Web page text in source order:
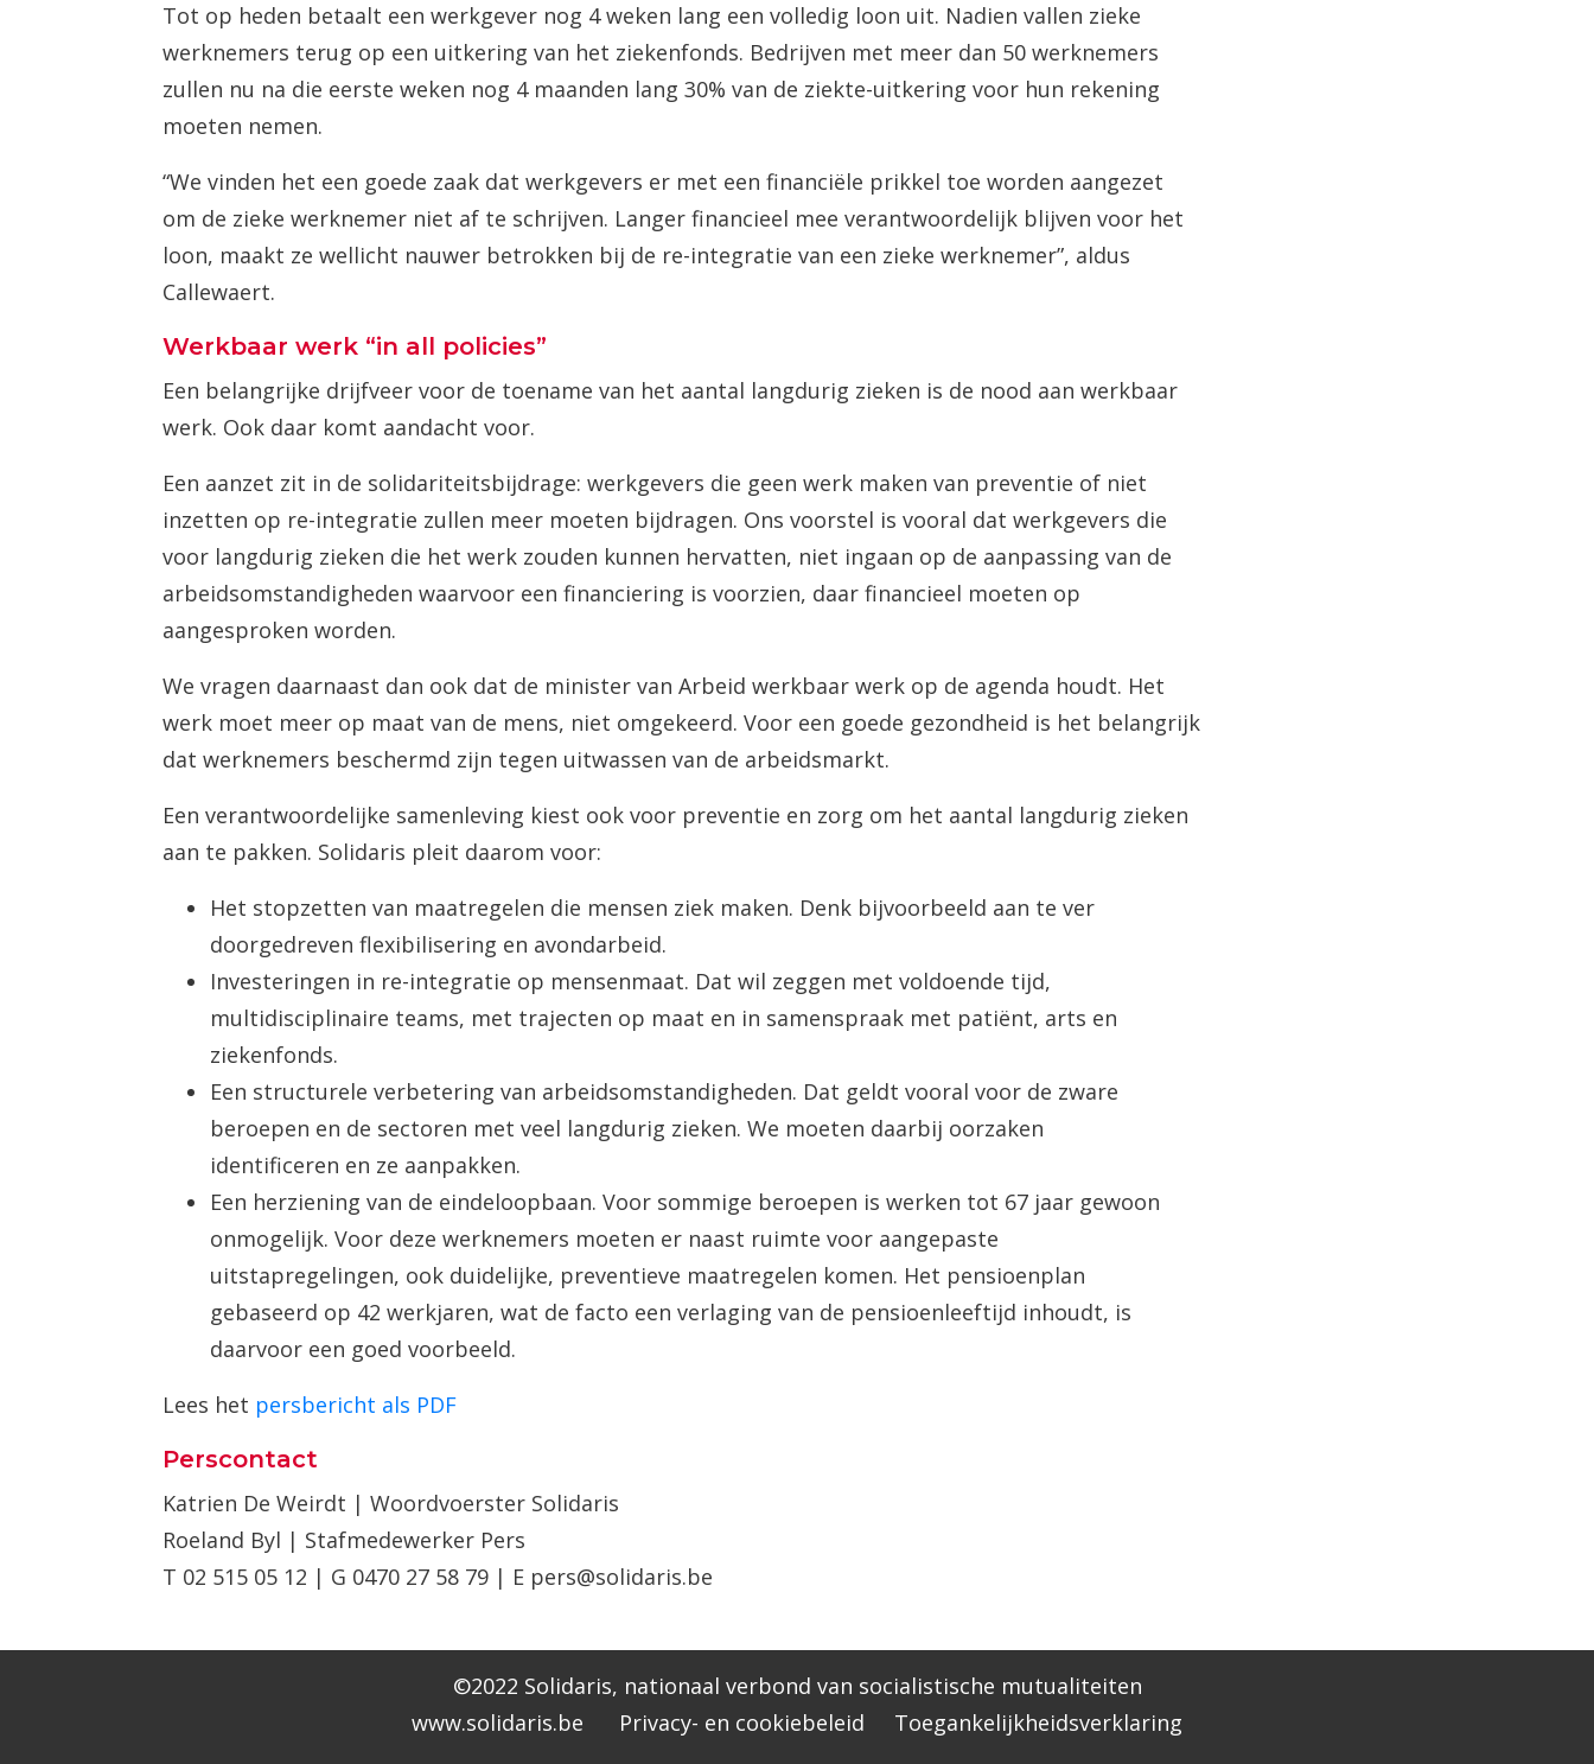
Tot op heden betaalt een werkgever nog 4 weken lang een volledig loon uit. Nadien vallen zieke
werknemers terug op een uitkering van het ziekenfonds. Bedrijven met meer dan 50 werknemers
zullen nu na die eerste weken nog 4 maanden lang 30% van de ziekte-uitkering voor hun rekening
moeten nemen.
“We vinden het een goede zaak dat werkgevers er met een financiële prikkel toe worden aangezet
om de zieke werknemer niet af te schrijven. Langer financieel mee verantwoordelijk blijven voor het
loon, maakt ze wellicht nauwer betrokken bij de re-integratie van een zieke werknemer”, aldus
Callewaert.
Werkbaar werk “in all policies”
Een belangrijke drijfveer voor de toename van het aantal langdurig zieken is de nood aan werkbaar
werk. Ook daar komt aandacht voor.
Een aanzet zit in de solidariteitsbijdrage: werkgevers die geen werk maken van preventie of niet
inzetten op re-integratie zullen meer moeten bijdragen. Ons voorstel is vooral dat werkgevers die
voor langdurig zieken die het werk zouden kunnen hervatten, niet ingaan op de aanpassing van de
arbeidsomstandigheden waarvoor een financiering is voorzien, daar financieel moeten op
aangesproken worden.
We vragen daarnaast dan ook dat de minister van Arbeid werkbaar werk op de agenda houdt. Het
werk moet meer op maat van de mens, niet omgekeerd. Voor een goede gezondheid is het belangrijk
dat werknemers beschermd zijn tegen uitwassen van de arbeidsmarkt.
Een verantwoordelijke samenleving kiest ook voor preventie en zorg om het aantal langdurig zieken
aan te pakken. Solidaris pleit daarom voor:
Het stopzetten van maatregelen die mensen ziek maken. Denk bijvoorbeeld aan te ver
doorgedreven flexibilisering en avondarbeid.
Investeringen in re-integratie op mensenmaat. Dat wil zeggen met voldoende tijd,
multidisciplinaire teams, met trajecten op maat en in samenspraak met patiënt, arts en
ziekenfonds.
Een structurele verbetering van arbeidsomstandigheden. Dat geldt vooral voor de zware
beroepen en de sectoren met veel langdurig zieken. We moeten daarbij oorzaken
identificeren en ze aanpakken.
Een herziening van de eindeloopbaan. Voor sommige beroepen is werken tot 67 jaar gewoon
onmogelijk. Voor deze werknemers moeten er naast ruimte voor aangepaste
uitstapregelingen, ook duidelijke, preventieve maatregelen komen. Het pensioenplan
gebaseerd op 42 werkjaren, wat de facto een verlaging van de pensioenleeftijd inhoudt, is
daarvoor een goed voorbeeld.
Lees het persbericht als PDF
Perscontact
Katrien De Weirdt | Woordvoerster Solidaris
Roeland Byl | Stafmedewerker Pers
T 02 515 05 12 | G 0470 27 58 79 | E pers@solidaris.be
©2022 Solidaris, nationaal verbond van socialistische mutualiteiten
www.solidaris.be
Privacy- en cookiebeleid Toegankelijkheidsverklaring